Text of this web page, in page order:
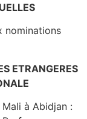
nominations
ETRANGERES
Mali à Abidjan :